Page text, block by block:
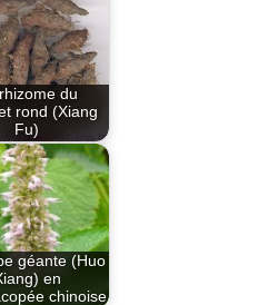
du
rond (Xiang
Fu)
géante (Huo
en
chinoise